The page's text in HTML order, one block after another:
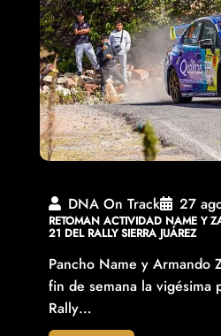
DNA On Track 27
RETOMAN ACTIVIDAD NAME Y
21 DEL RALLY SIERRA JUÁREZ
Pancho Name y Armando
fin de semana la vigésima
Rally…